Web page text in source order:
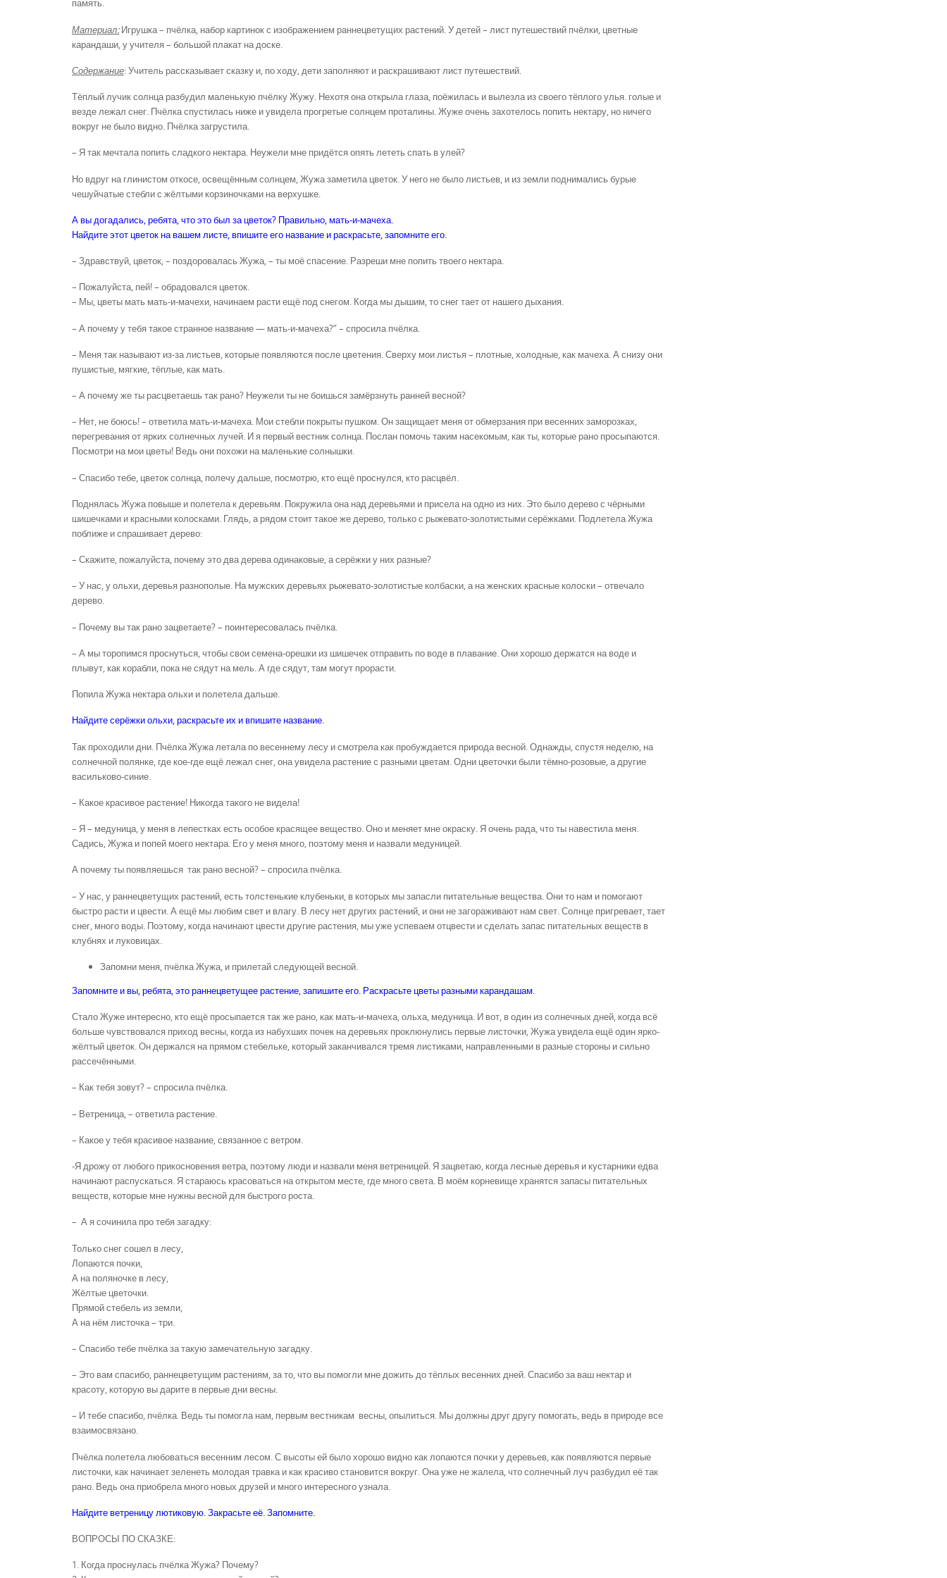
память.
Материал:Игрушка – пчёлка, набор картинок с изображением раннецветущих растений. У детей – лист путешествий пчёлки, цветные
карандаши, у учителя – большой плакат на доске.
Содержание: Учитель рассказывает сказку и, по ходу, дети заполняют и раскрашивают лист путешествий.
Тёплый лучик солнца разбудил маленькую пчёлку Жужу. Нехотя она открыла глаза, поёжилась и вылезла из своего тёплого улья. голые и
везде лежал снег. Пчёлка спустилась ниже и увидела прогретые солнцем проталины. Жуже очень захотелось попить нектару, но ничего
вокруг не было видно. Пчёлка загрустила.
– Я так мечтала попить сладкого нектара. Неужели мне придётся опять лететь спать в улей?
Но вдруг на глинистом откосе, освещённым солнцем, Жужа заметила цветок. У него не было листьев, и из земли поднимались бурые
чешуйчатые стебли с жёлтыми корзиночками на верхушке.
А вы догадались, ребята, что это был за цветок? Правильно, мать-и-мачеха.
Найдите этот цветок на вашем листе, впишите его название и раскрасьте, запомните его.
– Здравствуй, цветок, – поздоровалась Жужа, – ты моё спасение. Разреши мне попить твоего нектара.
– Пожалуйста, пей! – обрадовался цветок.
– Мы, цветы мать мать-и-мачехи, начинаем расти ещё под снегом. Когда мы дышим, то снег тает от нашего дыхания.
– А почему у тебя такое странное название — мать-и-мачеха?” – спросила пчёлка.
– Меня так называют из-за листьев, которые появляются после цветения. Сверху мои листья – плотные, холодные, как мачеха. А снизу они
пушистые, мягкие, тёплые, как мать.
– А почему же ты расцветаешь так рано? Неужели ты не боишься замёрзнуть ранней весной?
– Нет, не боюсь! – ответила мать-и-мачеха. Мои стебли покрыты пушком. Он защищает меня от обмерзания при весенних заморозках,
перегревания от ярких солнечных лучей. И я первый вестник солнца. Послан помочь таким насекомым, как ты, которые рано просыпаются.
Посмотри на мои цветы! Ведь они похожи на маленькие солнышки.
– Спасибо тебе, цветок солнца, полечу дальше, посмотрю, кто ещё проснулся, кто расцвёл.
Поднялась Жужа повыше и полетела к деревьям. Покружила она над деревьями и присела на одно из них. Это было дерево с чёрными
шишечками и красными колосками. Глядь, а рядом стоит такое же дерево, только с рыжевато-золотистыми серёжками. Подлетела Жужа
поближе и спрашивает дерево:
– Скажите, пожалуйста, почему это два дерева одинаковые, а серёжки у них разные?
– У нас, у ольхи, деревья разнополые. На мужских деревьях рыжевато-золотистые колбаски, а на женских красные колоски – отвечало
дерево.
– Почему вы так рано зацветаете? – поинтересовалась пчёлка.
– А мы торопимся проснуться, чтобы свои семена-орешки из шишечек отправить по воде в плавание. Они хорошо держатся на воде и
плывут, как корабли, пока не сядут на мель. А где сядут, там могут прорасти.
Попила Жужа нектара ольхи и полетела дальше.
Найдите серёжки ольхи, раскрасьте их и впишите название.
Так проходили дни. Пчёлка Жужа летала по весеннему лесу и смотрела как пробуждается природа весной. Однажды, спустя неделю, на
солнечной полянке, где кое-где ещё лежал снег, она увидела растение с разными цветам. Одни цветочки были тёмно-розовые, а другие
васильково-синие.
– Какое красивое растение! Никогда такого не видела!
– Я – медуница, у меня в лепестках есть особое красящее вещество. Оно и меняет мне окраску. Я очень рада, что ты навестила меня.
Садись, Жужа и попей моего нектара. Его у меня много, поэтому меня и назвали медуницей.
А почему ты появляешься так рано весной? – спросила пчёлка.
– У нас, у раннецветущих растений, есть толстенькие клубеньки, в которых мы запасли питательные вещества. Они то нам и помогают
быстро расти и цвести. А ещё мы любим свет и влагу. В лесу нет других растений, и они не загораживают нам свет. Солнце пригревает, тает
снег, много воды. Поэтому, когда начинают цвести другие растения, мы уже успеваем отцвести и сделать запас питательных веществ в
клубнях и луковицах.
Запомни меня, пчёлка Жужа, и прилетай следующей весной.
Запомните и вы, ребята, это раннецветущее растение, запишите его. Раскрасьте цветы разными карандашам.
Стало Жуже интересно, кто ещё просыпается так же рано, как мать-и-мачеха, ольха, медуница. И вот, в один из солнечных дней, когда всё
больше чувствовался приход весны, когда из набухших почек на деревьях проклюнулись первые листочки, Жужа увидела ещё один ярко-
жёлтый цветок. Он держался на прямом стебельке, который заканчивался тремя листиками, направленными в разные стороны и сильно
рассечёнными.
– Как тебя зовут? – спросила пчёлка.
– Ветреница, – ответила растение.
– Какое у тебя красивое название, связанное с ветром.
-Я дрожу от любого прикосновения ветра, поэтому люди и назвали меня ветреницей. Я зацветаю, когда лесные деревья и кустарники едва
начинают распускаться. Я стараюсь красоваться на открытом месте, где много света. В моём корневище хранятся запасы питательных
веществ, которые мне нужны весной для быстрого роста.
– А я сочинила про тебя загадку:
Только снег сошел в лесу,
Лопаются почки,
А на поляночке в лесу,
Жёлтые цветочки.
Прямой стебель из земли,
А на нём листочка – три.
– Спасибо тебе пчёлка за такую замечательную загадку.
– Это вам спасибо, раннецветущим растениям, за то, что вы помогли мне дожить до тёплых весенних дней. Спасибо за ваш нектар и
красоту, которую вы дарите в первые дни весны.
– И тебе спасибо, пчёлка. Ведь ты помогла нам, первым вестникам весны, опылиться. Мы должны друг другу помогать, ведь в природе все
взаимосвязано.
Пчёлка полетела любоваться весенним лесом. С высоты ей было хорошо видно как лопаются почки у деревьев, как появляются первые
листочки, как начинает зеленеть молодая травка и как красиво становится вокруг. Она уже не жалела, что солнечный луч разбудил её так
рано. Ведь она приобрела много новых друзей и много интересного узнала.
Найдите ветреницу лютиковую. Закрасьте её. Запомните.
ВОПРОСЫ ПО СКАЗКЕ:
1. Когда проснулась пчёлка Жужа? Почему?